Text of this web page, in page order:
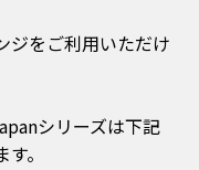
をご利用いただけ
シリーズは下記
。